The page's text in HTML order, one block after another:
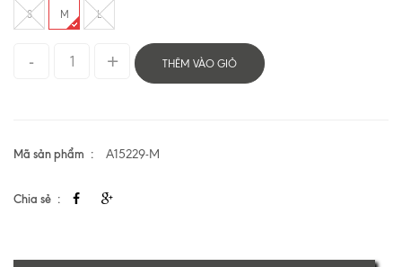
S M L
THÊM VÀO GIỎ
Mã sản phẩm A15229-M
Chia sẻ